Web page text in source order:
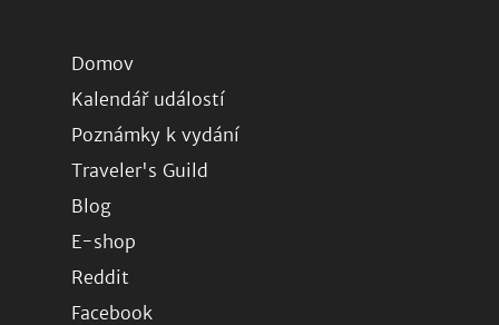
Domov
Kalendář událostí
Poznámky k vydání
Traveler's Guild
Blog
E-shop
Reddit
Facebook